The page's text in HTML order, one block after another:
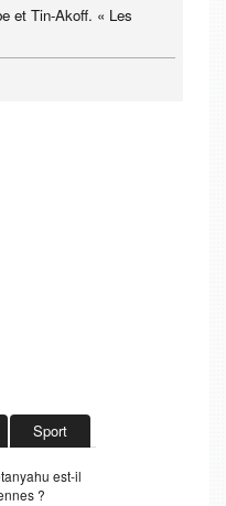
et Tin-Akoff. « Les
Sport
est-il
?